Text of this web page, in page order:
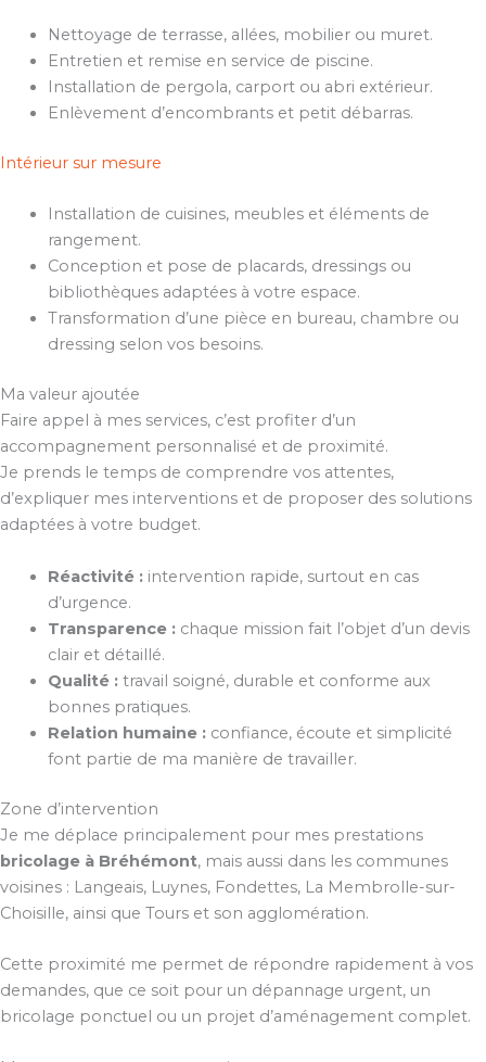
Nettoyage de terrasse, allées, mobilier ou muret.
Entretien et remise en service de piscine.
Installation de pergola, carport ou abri extérieur.
Enlèvement d’encombrants et petit débarras.
Intérieur sur mesure
Installation de cuisines, meubles et éléments de
rangement.
Conception et pose de placards, dressings ou
bibliothèques adaptées à votre espace.
Transformation d’une pièce en bureau, chambre ou
dressing selon vos besoins.
Ma valeur ajoutée
Faire appel à mes services, c’est profiter d’un
accompagnement personnalisé et de proximité.
Je prends le temps de comprendre vos attentes,
d’expliquer mes interventions et de proposer des solutions
adaptées à votre budget.
Réactivité :intervention rapide, surtout en cas
d’urgence.
Transparence :chaque mission fait l’objet d’un devis
clair et détaillé.
Qualité :travail soigné, durable et conforme aux
bonnes pratiques.
Relation humaine :confiance, écoute et simplicité
font partie de ma manière de travailler.
Zone d’intervention
Je me déplace principalement pour mes prestations
bricolage à Bréhémont, mais aussi dans les communes
voisines : Langeais, Luynes, Fondettes, La Membrolle-sur-
Choisille, ainsi que Tours et son agglomération.
Cette proximité me permet de répondre rapidement à vos
demandes, que ce soit pour un dépannage urgent, un
bricolage ponctuel ou un projet d’aménagement complet.